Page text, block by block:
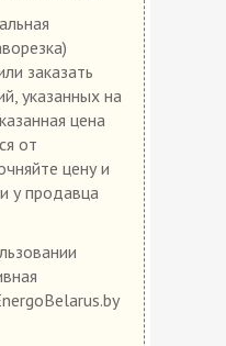
заказать
указанных на
цена
от
цену и
у продавца